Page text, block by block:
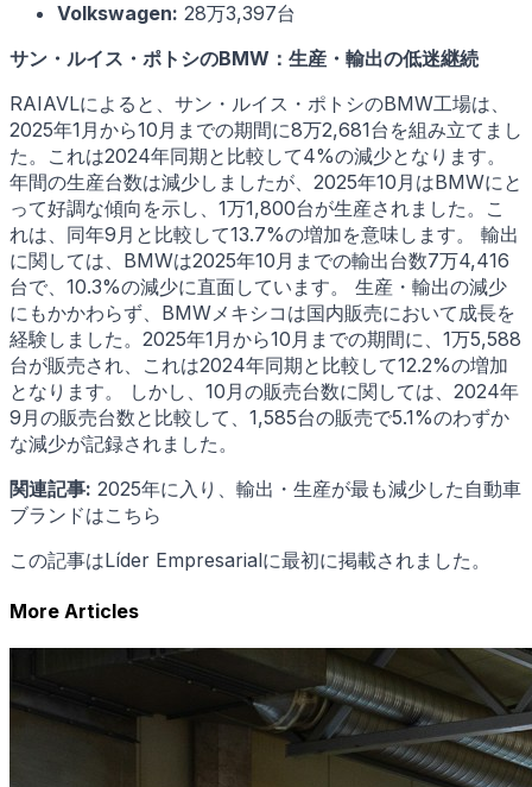
Volkswagen: 28万3,397台
サン・ルイス・ポトシのBMW：生産・輸出の低迷継続
RAIAVLによると、サン・ルイス・ポトシのBMW工場は、
2025年1月から10月までの期間に8万2,681台を組み立てまし
た。これは2024年同期と比較して4%の減少となります。
年間の生産台数は減少しましたが、2025年10月はBMWにと
って好調な傾向を示し、1万1,800台が生産されました。こ
れは、同年9月と比較して13.7%の増加を意味します。 輸出
に関しては、BMWは2025年10月までの輸出台数7万4,416
台で、10.3%の減少に直面しています。 生産・輸出の減少
にもかかわらず、BMWメキシコは国内販売において成長を
経験しました。2025年1月から10月までの期間に、1万5,588
台が販売され、これは2024年同期と比較して12.2%の増加
となります。 しかし、10月の販売台数に関しては、2024年
9月の販売台数と比較して、1,585台の販売で5.1%のわずか
な減少が記録されました。
関連記事: 2025年に入り、輸出・生産が最も減少した自動車
ブランドはこちら
この記事はLíder Empresarialに最初に掲載されました。
More Articles